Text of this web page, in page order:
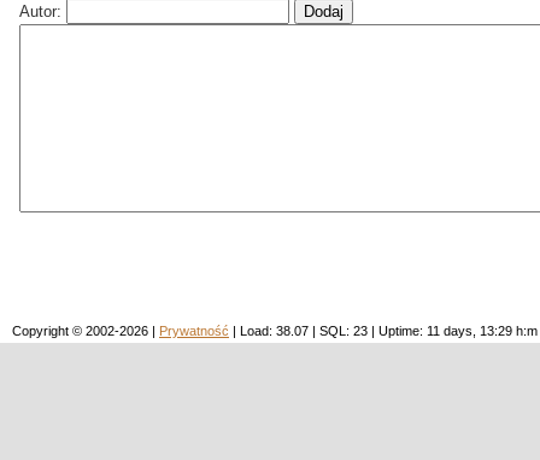
Autor:
Copyright © 2002-2026 | Prywatność | Load: 38.07 | SQL: 23 | Uptime: 11 days, 13:29